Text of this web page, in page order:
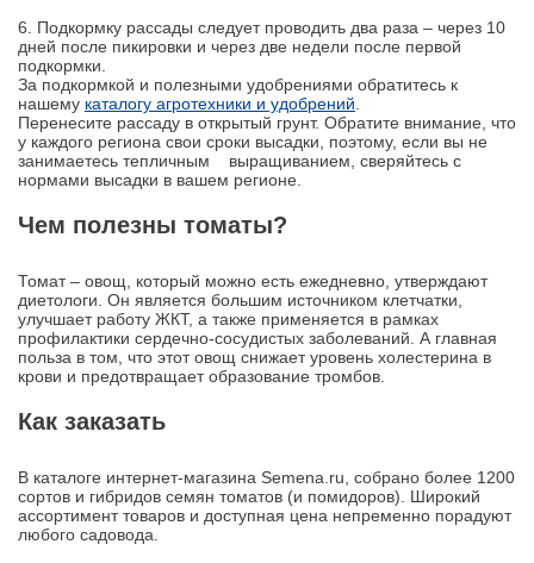
6. Подкормку рассады следует проводить два раза – через 10
дней после пикировки и через две недели после первой
подкормки.
За подкормкой и полезными удобрениями обратитесь к
нашему каталогу агротехники и удобрений
Перенесите рассаду в открытый грунт. Обратите внимание, что
у каждого региона свои сроки высадки, поэтому, если вы не
занимаетесь тепличным выращиванием, сверяйтесь с
нормами высадки в вашем регионе.
Чем полезны томаты?
Томат – овощ, который можно есть ежедневно, утверждают
диетологи. Он является большим источником клетчатки,
улучшает работу ЖКТ, а также применяется в рамках
профилактики сердечно-сосудистых заболеваний. А главная
польза в том, что этот овощ снижает уровень холестерина в
крови и предотвращает образование тромбов.
Как заказать
В каталоге интернет-магазина Semena.ru, собрано более 1200
сортов и гибридов семян томатов (и помидоров). Широкий
ассортимент товаров и доступная цена непременно порадуют
любого садовода.